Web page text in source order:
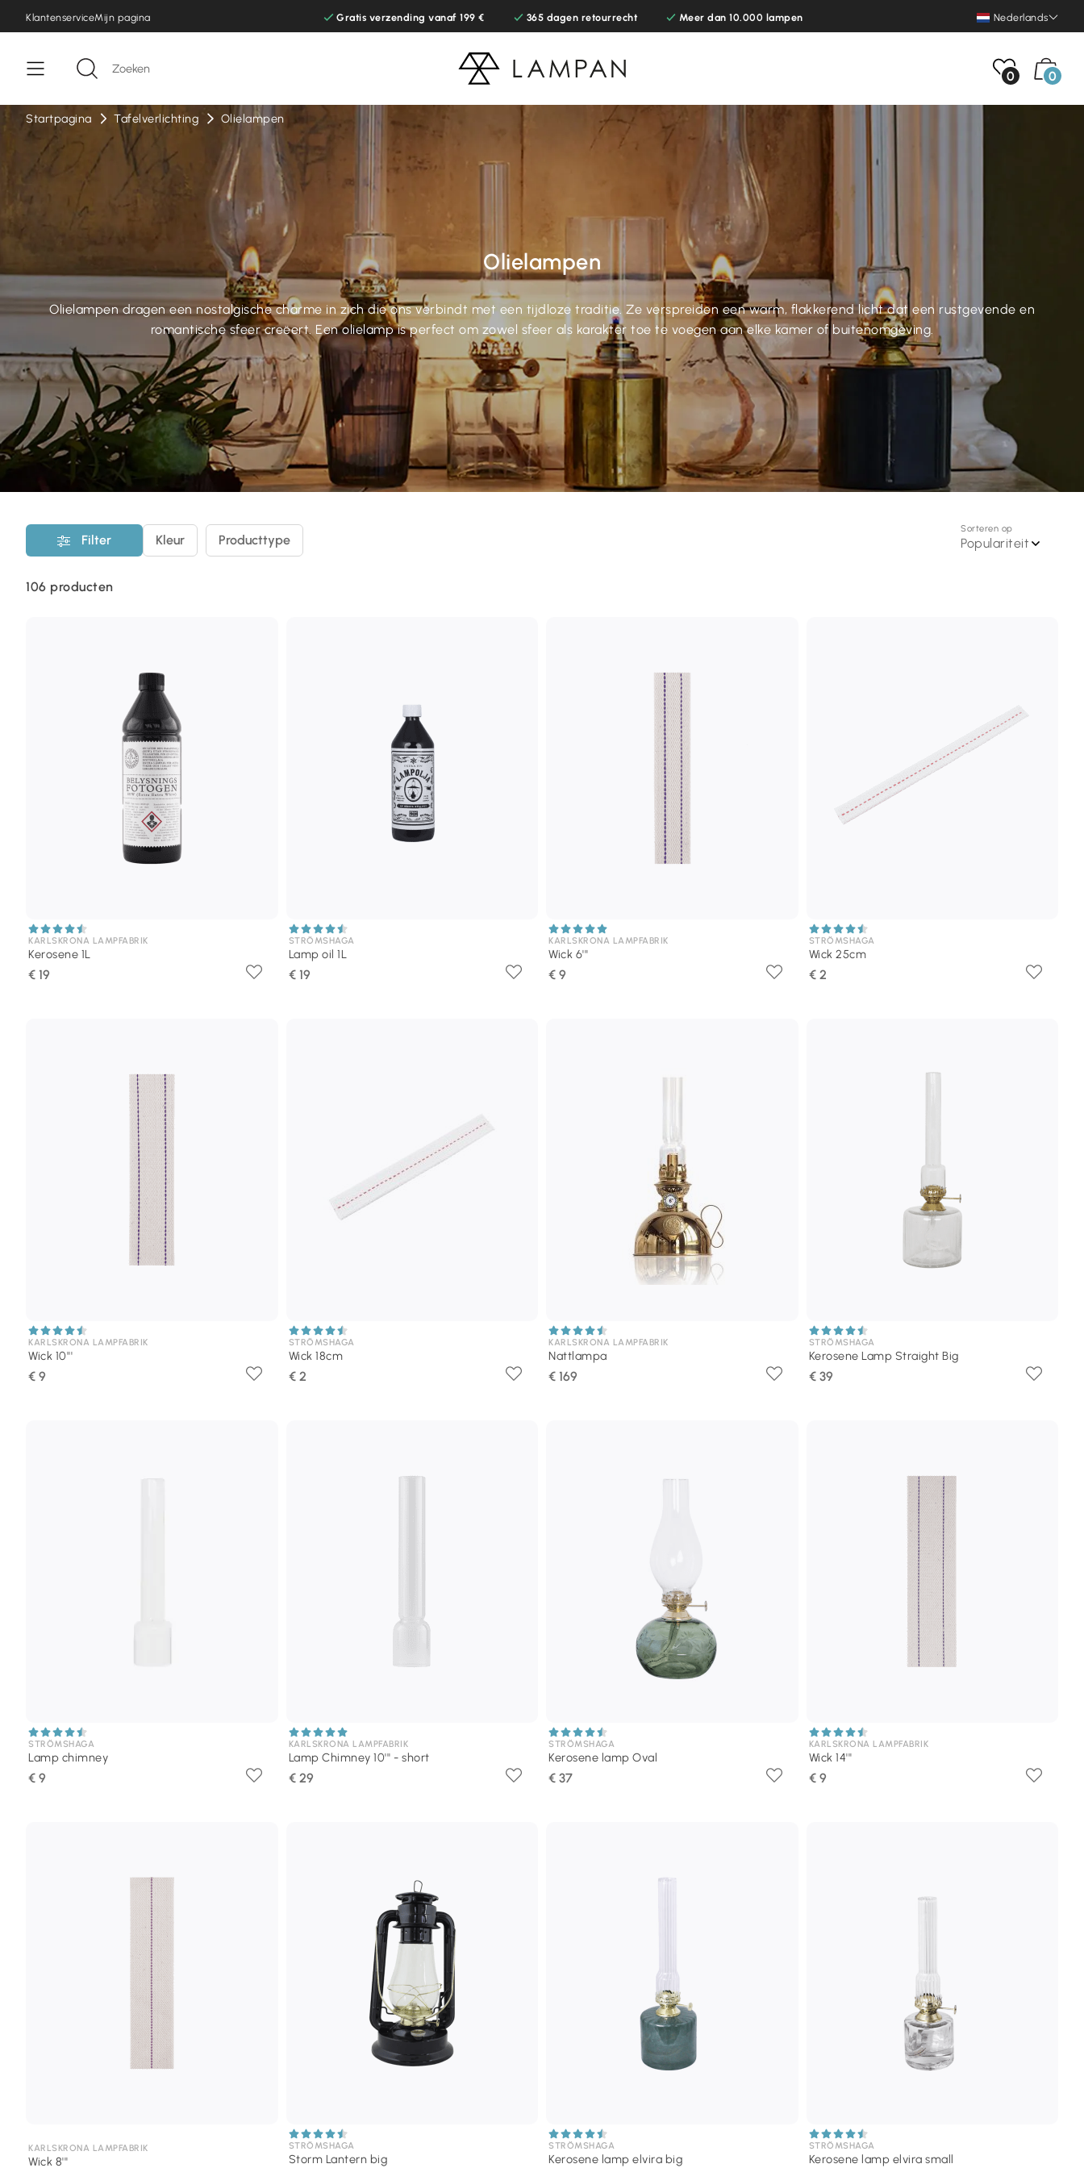
KlantenserviceMijn pagina Gratis verzending vanaf 199 € 365 dagen retourrecht Meer dan 10.000 lampen Nederlands
0 0
Startpagina Tafelverlichting Olielampen
Olielampen
Olielampen dragen een nostalgische charme in zich die ons verbindt met een tijdloze traditie. Ze verspreiden een warm, flakkerend licht dat een rustgevende en
romantische sfeer creëert. Een olielamp is perfect om zowel sfeer als karakter toe te voegen aan elke kamer of buitenomgeving.
Filter Kleur Producttype
Sorteren op
Populariteit
106 producten
KARLSKRONA LAMPFABRIK
Kerosene 1L
€ 19
STRÖMSHAGA
Lamp oil 1L
€ 19
KARLSKRONA LAMPFABRIK
Wick 6'''
€ 9
STRÖMSHAGA
Wick 25cm
€ 2
KARLSKRONA LAMPFABRIK
Wick 10'''
€ 9
STRÖMSHAGA
Wick 18cm
€ 2
KARLSKRONA LAMPFABRIK
Nattlampa
€ 169
STRÖMSHAGA
Kerosene Lamp Straight Big
€ 39
STRÖMSHAGA
Lamp chimney
€ 9
KARLSKRONA LAMPFABRIK
Lamp Chimney 10''' - short
€ 29
STRÖMSHAGA
Kerosene lamp Oval
€ 37
KARLSKRONA LAMPFABRIK
Wick 14'''
€ 9
KARLSKRONA LAMPFABRIK
Wick 8'''
STRÖMSHAGA
Storm Lantern big
STRÖMSHAGA
Kerosene lamp elvira big
STRÖMSHAGA
Kerosene lamp elvira small